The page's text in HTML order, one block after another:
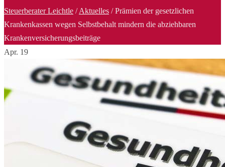
Steuerberater Leichtle /Aktuelles /Prämien der gesetzlichen
Krankenkassen wegen Selbstbehalt mindern die abziehbaren
Krankenversicherungsbeiträge
Apr. 19